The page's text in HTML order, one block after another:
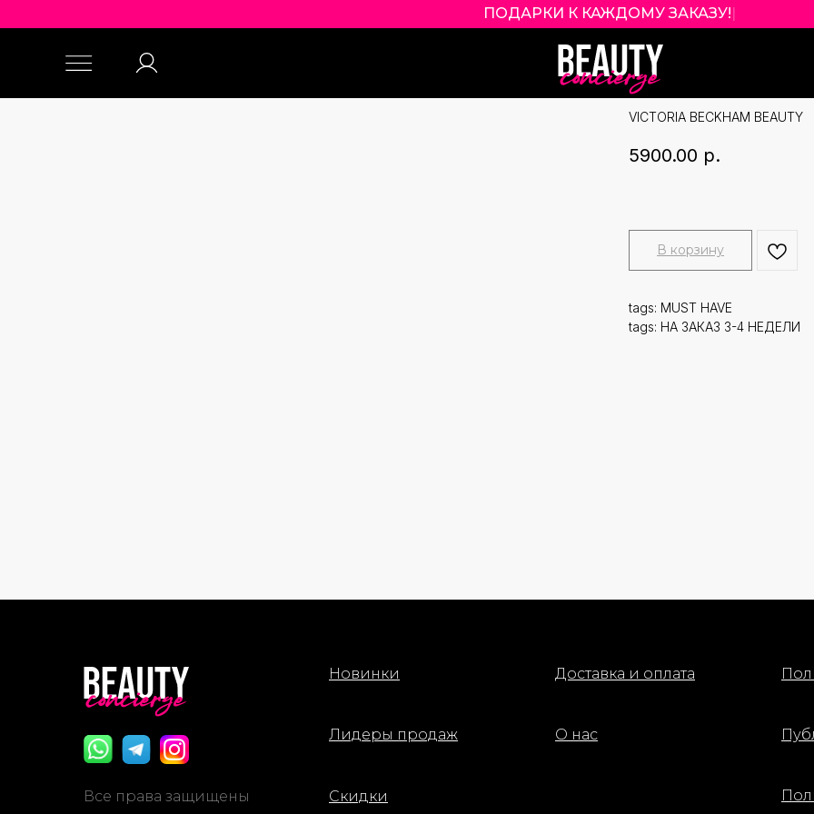
ПОДАРКИ К КАЖДОМУ ЗАКАЗУ!|
VICTORIA
ОТТЕНОК
VICTORIA BECKHAM BEAUTY
5900.00 р.
В корзину
tags: MUST HAVE
tags: НА ЗАКАЗ 3-4 НЕДЕЛИ
Все права защищены
Доставка и оплата
О нас
Новинки
Лидеры продаж
Скидки